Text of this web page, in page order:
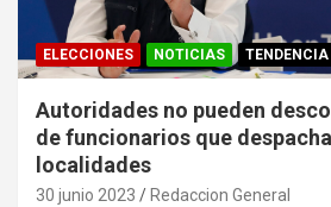
ELECCIONES NOTICIAS TENDENCIA
Autoridades no pueden
de funcionarios que
localidades
30 junio 2023 Redaccion General